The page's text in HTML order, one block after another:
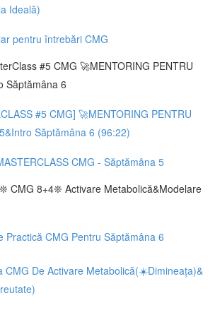
Ideală)
pentru întrebări CMG
#5 CMG 🚀MENTORING PENTRU
Săptămâna 6
#5 CMG] 🚀MENTORING PENTRU
Săptămâna 6 (96:22)
CMG - Săptămâna 5
CMG 8+4❊ Activare Metabolică&Modelare
Practică CMG Pentru Săptămâna 6
CMG De Activare Metabolică(☀️Dimineața)&